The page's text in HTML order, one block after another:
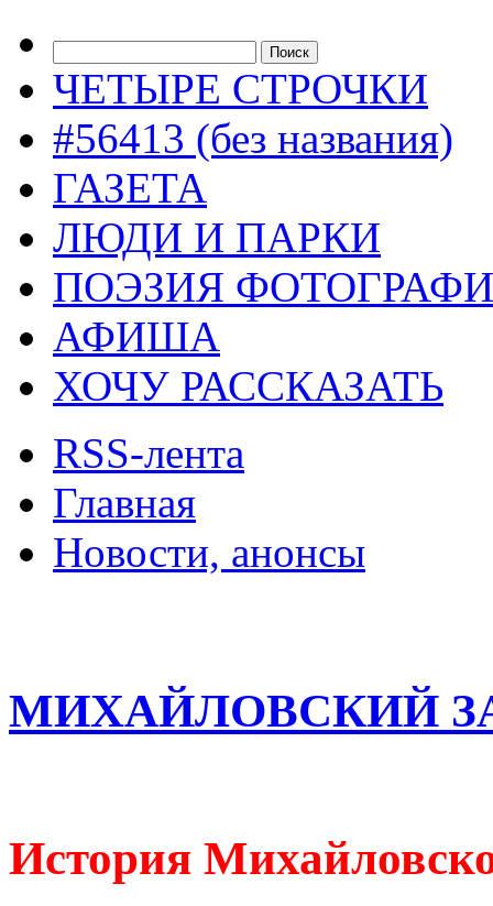
ЧЕТЫРЕ СТРОЧКИ
#56413 (без названия)
ГАЗЕТА
ЛЮДИ И ПАРКИ
ПОЭЗИЯ
АФИША
ХОЧУ РАССКАЗАТЬ
RSS-лента
Главная
Новости, анонсы
МИХАЙЛОВСКИЙ
История